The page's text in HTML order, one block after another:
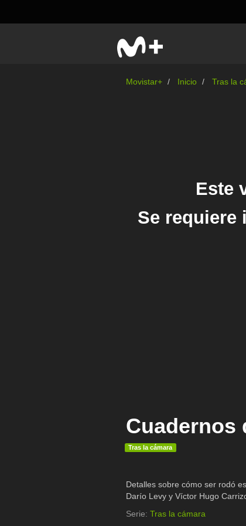
Movistar+ Inicio Tras la
Cuadernos
Tras la cámara
Detalles sobre cómo ser rodó
Darío Levy y Víctor Hugo
Serie: Tras la cámara